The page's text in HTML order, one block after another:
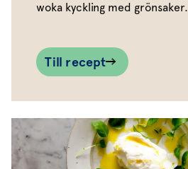
woka kyckling med grönsaker.
Till recept